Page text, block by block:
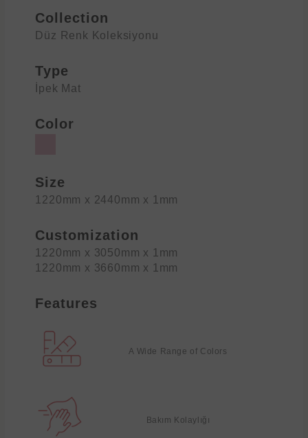
Collection
Düz Renk Koleksiyonu
Type
İpek Mat
Color
Size
1220mm x 2440mm x 1mm
Customization
1220mm x 3050mm x 1mm
1220mm x 3660mm x 1mm
Features
A Wide Range of Colors
Bakım Kolaylığı